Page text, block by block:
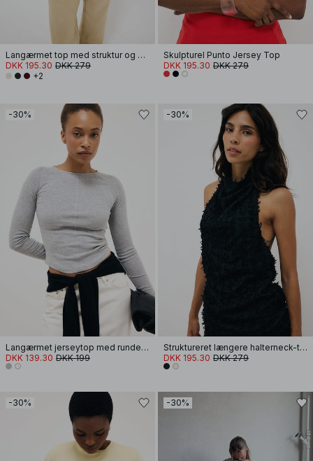
Langærmet top med struktur og drapering
DKK 195.30 DKK 279
+2
Skulpturel Punto Jersey Top
DKK 195.30 DKK 279
-30%
Langærmet jerseytop med rundet kant
DKK 139.30 DKK 199
-30%
Struktureret længere halterneck-top
DKK 195.30 DKK 279
-30% -30%